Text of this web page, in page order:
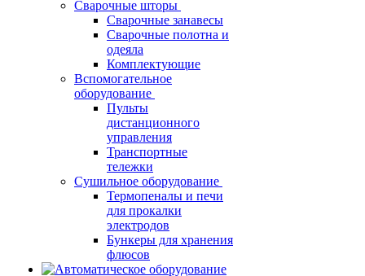
Сварочные шторы
Сварочные занавесы
Сварочные полотна и
одеяла
Комплектующие
Вспомогательное
оборудование
Пульты
дистанционного
управления
Транспортные
тележки
Сушильное оборудование
Термопеналы и печи
для прокалки
электродов
Бункеры для хранения
флюсов